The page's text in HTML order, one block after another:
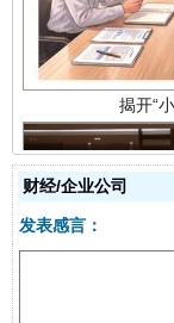
财经/企业公司
发表感言：